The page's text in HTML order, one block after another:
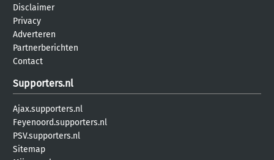
Disclaimer
Privacy
Adverteren
Partnerberichten
Contact
Supporters.nl
Ajax.supporters.nl
Feyenoord.supporters.nl
PSV.supporters.nl
Sitemap